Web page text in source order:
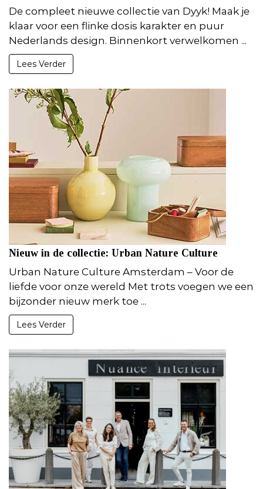
De compleet nieuwe collectie van Dyyk! Maak je
klaar voor een flinke dosis karakter en puur
Nederlands design. Binnenkort verwelkomen ...
Lees Verder
Nieuw in de collectie: Urban Nature Culture
Urban Nature Culture Amsterdam – Voor de
liefde voor onze wereld Met trots voegen we een
bijzonder nieuw merk toe ...
Lees Verder